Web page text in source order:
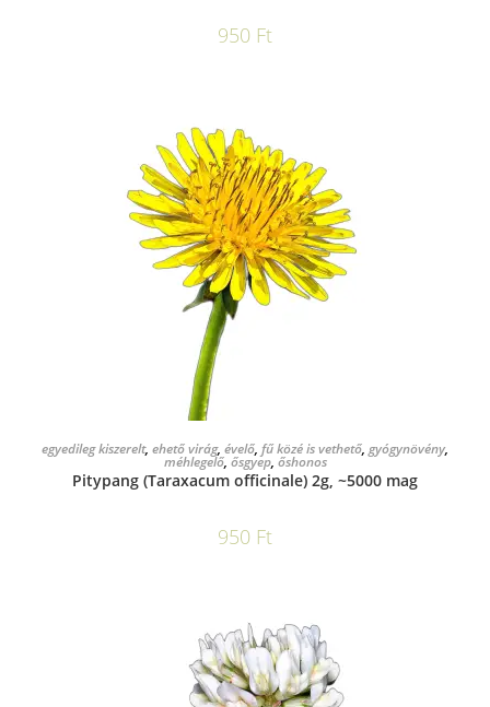
950 Ft
KOSÁRBA TESZEM
egyedileg kiszerelt, ehető virág, évelő, fű közé is vethető, gyógynövény,
méhlegelő, ősgyep, őshonos
Pitypang (Taraxacum officinale) 2g, ~5000 mag
950 Ft